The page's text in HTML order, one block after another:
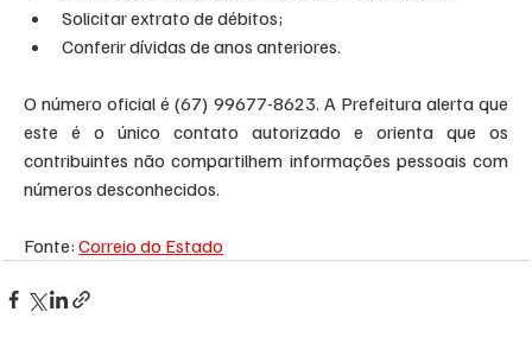
Solicitar extrato de débitos;
Conferir dívidas de anos anteriores.
O número oficial é (67) 99677-8623. A Prefeitura alerta que
este é o único contato autorizado e orienta que os
contribuintes não compartilhem informações pessoais com
números desconhecidos.
Fonte: Correio do Estado